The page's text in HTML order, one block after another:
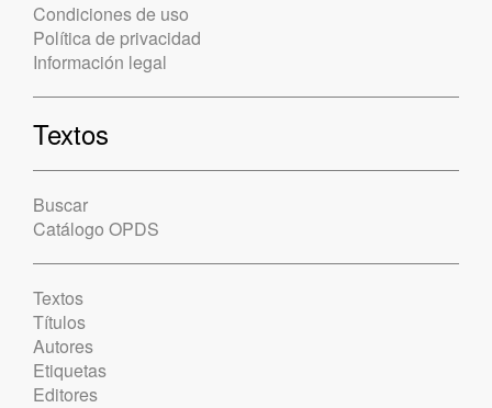
Condiciones de uso
Política de privacidad
Información legal
Textos
Buscar
Catálogo OPDS
Textos
Títulos
Autores
Etiquetas
Editores